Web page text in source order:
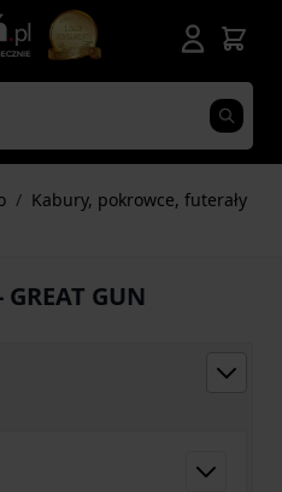
/ Kabury, pokrowce, futerały
GUN